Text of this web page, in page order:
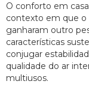
O conforto em
contexto em que o
ganharam outro
características
conjugar
qualidade do ar
multiusos.